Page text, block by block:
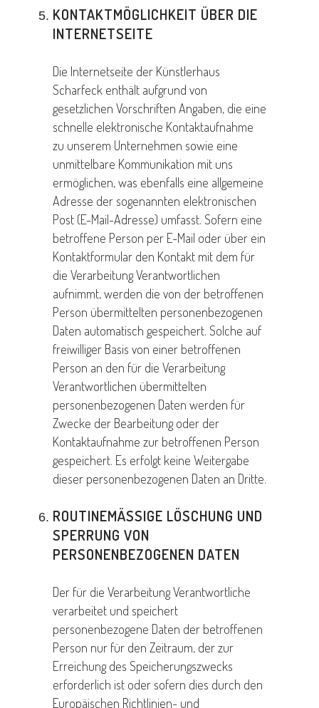
KONTAKTMÖGLICHKEIT ÜBER DIE
INTERNETSEITE
Die Internetseite der Künstlerhaus
Scharfeck enthält aufgrund von
gesetzlichen Vorschriften Angaben, die eine
schnelle elektronische Kontaktaufnahme
zu unserem Unternehmen sowie eine
unmittelbare Kommunikation mit uns
ermöglichen, was ebenfalls eine allgemeine
Adresse der sogenannten elektronischen
Post (E-Mail-Adresse) umfasst. Sofern eine
betroffene Person per E-Mail oder über ein
Kontaktformular den Kontakt mit dem für
die Verarbeitung Verantwortlichen
aufnimmt, werden die von der betroffenen
Person übermittelten personenbezogenen
Daten automatisch gespeichert. Solche auf
freiwilliger Basis von einer betroffenen
Person an den für die Verarbeitung
Verantwortlichen übermittelten
personenbezogenen Daten werden für
Zwecke der Bearbeitung oder der
Kontaktaufnahme zur betroffenen Person
gespeichert. Es erfolgt keine Weitergabe
dieser personenbezogenen Daten an Dritte.
ROUTINEMÄSSIGE LÖSCHUNG UND S
PERRUNG VON P
ERSONENBEZOGENEN DATEN
Der für die Verarbeitung Verantwortliche
verarbeitet und speichert
personenbezogene Daten der betroffenen
Person nur für den Zeitraum, der zur
Erreichung des Speicherungszwecks
erforderlich ist oder sofern dies durch den
Europäischen Richtlinien- und